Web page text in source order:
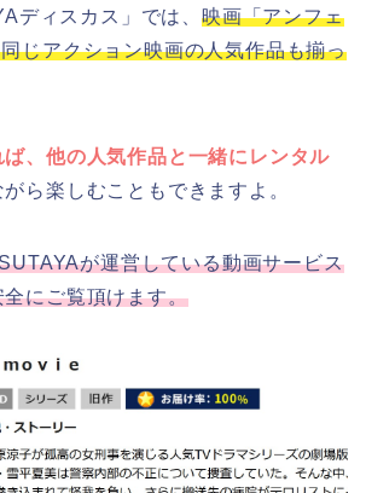
ディスカス」では、 映画「アンフェ
じアクション映画の人気作品も揃っ
、他の人気作品と一緒にレンタル
がら楽しむこともできますよ。
が運営している動画サービス
にご覧頂けます。